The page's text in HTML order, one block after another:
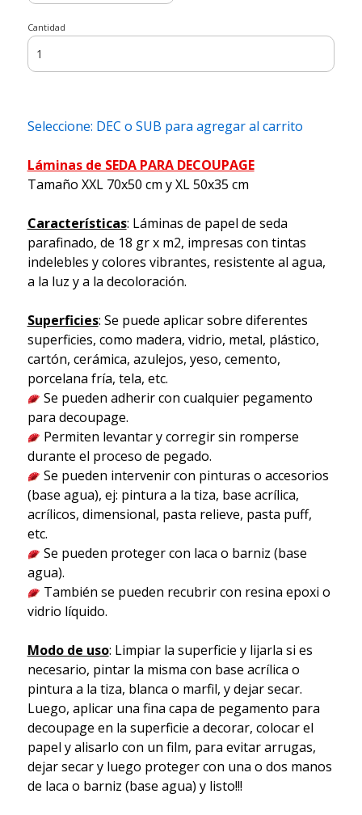
Cantidad
Seleccione: DEC o SUB para agregar al carrito
Láminas de SEDA PARA DECOUPAGE
Tamaño XXL 70x50 cm y XL 50x35 cm
Características: Láminas de papel de seda
parafinado, de 18 gr x m2, impresas con tintas
indelebles y colores vibrantes, resistente al agua,
a la luz y a la decoloración.
Superficies: Se puede aplicar sobre diferentes
superficies, como madera, vidrio, metal, plástico,
cartón, cerámica, azulejos, yeso, cemento,
porcelana fría, tela, etc.
Se pueden adherir con cualquier pegamento
para decoupage.
Permiten levantar y corregir sin romperse
durante el proceso de pegado.
Se pueden intervenir con pinturas o accesorios
(base agua), ej: pintura a la tiza, base acrílica,
acrílicos, dimensional, pasta relieve, pasta puff,
etc.
Se pueden proteger con laca o barniz (base
agua).
También se pueden recubrir con resina epoxi o
vidrio líquido.
Modo de uso: Limpiar la superficie y lijarla si es
necesario, pintar la misma con base acrílica o
pintura a la tiza, blanca o marfil, y dejar secar.
Luego, aplicar una fina capa de pegamento para
decoupage en la superficie a decorar, colocar el
papel y alisarlo con un film, para evitar arrugas,
dejar secar y luego proteger con una o dos manos
de laca o barniz (base agua) y listo!!!